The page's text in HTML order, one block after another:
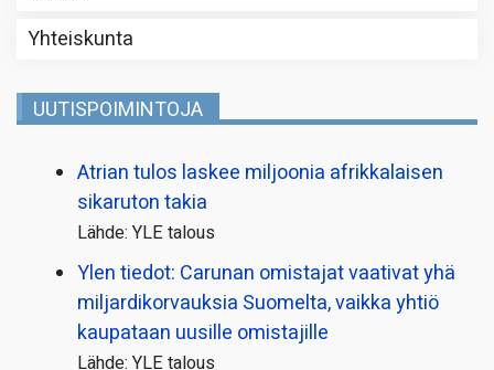
Yhteiskunta
UUTISPOIMINTOJA
Atrian tulos laskee miljoonia afrikkalaisen
sikaruton takia
Lähde: YLE talous
Ylen tiedot: Carunan omistajat vaativat yhä
miljardi­korvauksia Suomelta, vaikka yhtiö
kaupataan uusille omistajille
Lähde: YLE talous